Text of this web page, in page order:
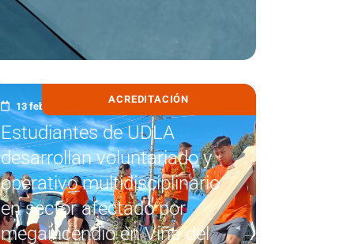
ACREDITACIÓN
13 febrero, 2026
Estudiantes de UDLA
desarrollan voluntariado y
operativo multidisciplinario
en sector afectado por
megaincendio en Viña del